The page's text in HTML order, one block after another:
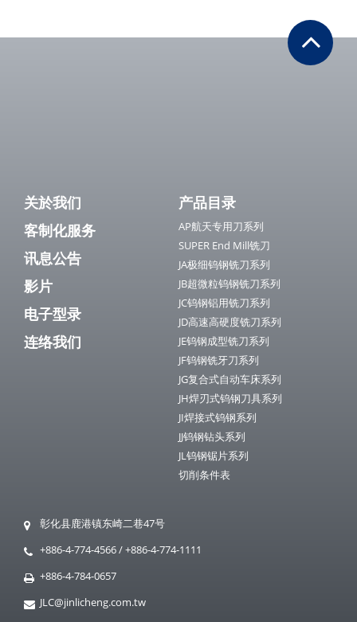
关於我们
客制化服务
讯息公告
影片
电子型录
连络我们
产品目录
AP航天专用刀系列
SUPER End Mill铣刀
JA极细钨钢铣刀系列
JB超微粒钨钢铣刀系列
JC钨钢铝用铣刀系列
JD高速高硬度铣刀系列
JE钨钢成型铣刀系列
JF钨钢铣牙刀系列
JG复合式自动车床系列
JH焊刃式钨钢刀具系列
JI焊接式钨钢系列
JJ钨钢钻头系列
JL钨钢锯片系列
切削条件表
彰化县鹿港镇东崎二巷47号
+886-4-774-4566/+886-4-774-1111
+886-4-784-0657
JLC@jinlicheng.com.tw